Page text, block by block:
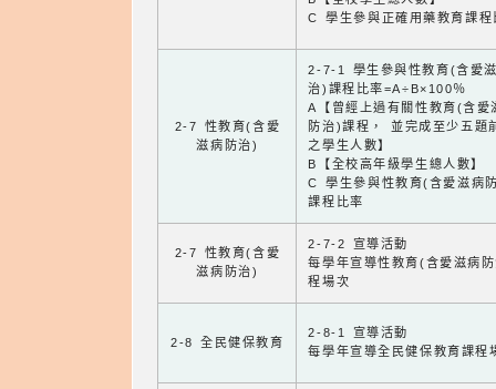
C 學生參與正確用藥教育課程
2-7 性教育(含愛
滋病防治)
2-7-1 學生參與性教育(含愛
治)課程比率=A÷B×100％
A【曾經上過有關性教育(含愛
防治)課程， 並完成至少五題
之學生人數】
B【全校高年級學生總人數】
C 學生參與性教育(含愛滋病
課程比率
2-7 性教育(含愛
滋病防治)
2-7-2 宣導活動
每學年宣導性教育(含愛滋病
程場次
2-8 全民健保教育
2-8-1 宣導活動
每學年宣導全民健保教育課程